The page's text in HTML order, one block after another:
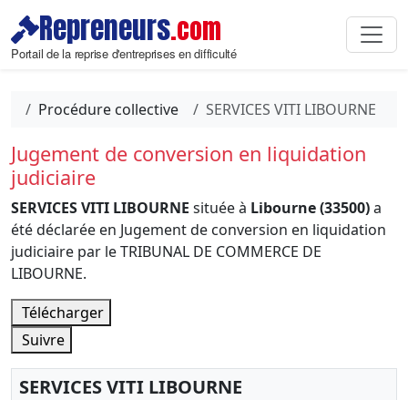
Repreneurs.com
Portail de la reprise d'entreprises en difficulté
Procédure collective SERVICES VITI LIBOURNE
Jugement de conversion en liquidation
judiciaire
SERVICES VITI LIBOURNE située à Libourne (33500)a
été déclarée en Jugement de conversion en liquidation
judiciaire par le TRIBUNAL DE COMMERCE DE
LIBOURNE.
Télécharger
Suivre
SERVICES VITI LIBOURNE